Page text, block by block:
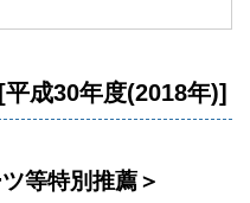
成30年度(2018年)]
等特別推薦＞